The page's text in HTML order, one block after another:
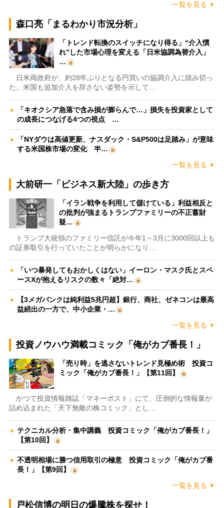
一覧を見る
森口亮「まるわかり市況分析」
「トレンド転換のスイッチになり得る」“介入慣
れ”した市場心理を変える「日米協調為替介入」
…
日米両政府が、約28年ぶりとなる円買いの協調介入に踏み切っ
た。米国も追加介入を辞さない姿勢を示して…
「キオクシア急落で含み損が膨らんで…」損失を投資家として
の成長につなげる4つの視点 …
「NYダウは高値更新、ナスダック・S&P500は足踏み」が意味
する米国株市場の変化 半…
一覧を見る
大前研一「ビジネス新大陸」の歩き方
「イラン戦争を利用して儲けている」利益相反と
の批判が強まるトランプファミリーの不正蓄財
疑…
トランプ大統領のファミリー信託が今年1～3月に3000回以上も
の証券取引を行っていたことが明らかになり…
「いつ暴発してもおかしくはない」イーロン・マスク氏とスペ
ースXが抱えるリスクの数々「絶対…
【3メガバンクは純利益5兆円超】銀行、商社、ゼネコンは最高
益続出の一方で、中小企業・…
一覧を見る
投資ノウハウ満載コミック「俺がカブ番長！」
「売り時」を逃さないトレンド見極め術 投資コ
ミック「俺がカブ番長！」【第11回】
かつて投資情報雑誌「マネーポスト」にて、圧倒的な情報量が
詰め込まれた「天下無敵の株コミック」とし…
テクニカル分析・集中講義 投資コミック「俺がカブ番長！」
【第10回】
不透明相場に勝つ信用取引の極意 投資コミック「俺がカブ番
長！」【第9回】
一覧を見る
戸松信博の明日の爆騰株を探せ！